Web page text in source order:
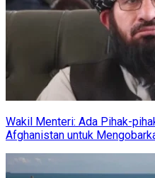
Wakil Menteri: Ada Pihak-
Afghanistan untuk